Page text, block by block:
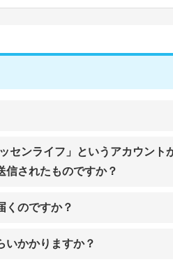
センライフ」というアカウント
信されたものですか？
くのですか？
いかかりますか？